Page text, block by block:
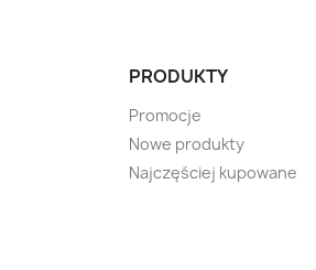
PRODUKTY
Promocje
Nowe produkty
Najczęściej kupowane